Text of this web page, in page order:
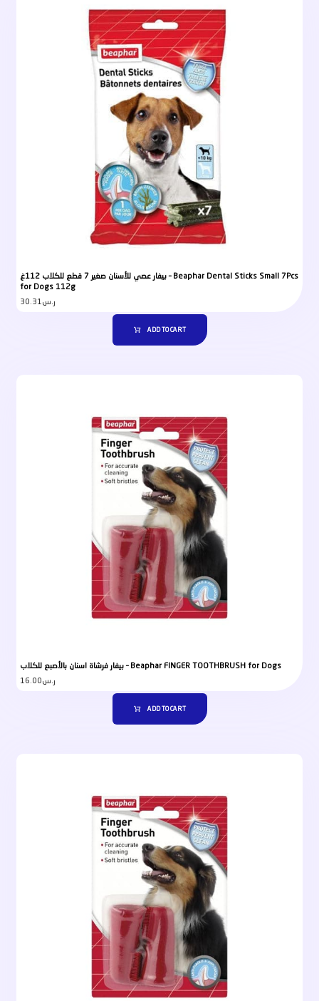
بيفار عصي للأسنان صغير 7 قطع للكلاب 112غ – Beaphar Dental Sticks Small 7Pcs
for Dogs 112g
ر.س30.31
ADD TO CART
بيفار فرشاة اسنان بالأصبع للكلاب – Beaphar FINGER TOOTHBRUSH for Dogs
ر.س16.00
ADD TO CART